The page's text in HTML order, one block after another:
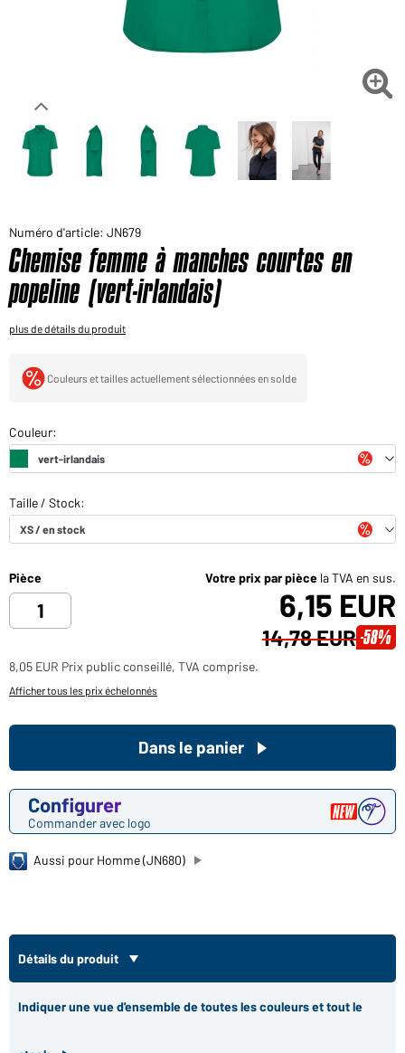
Voudriez-vous acheter des produits pour votre besoin

Numéro d'article: JN679
Chemise femme à manches courtes en
popeline (vert-irlandais)
plus de détails du produit
Couleurs et tailles actuellement sélectionnées en solde
Pièce Votre prix par pièce la TVA en sus.
6,15 EUR
14,78 EUR -58%
8,05 EUR Prix public conseillé, TVA comprise.
Afficher tous les prix échelonnés
Configurer
Commander avec logo
Dans le panier
Aussi pour Homme (JN680)
Détails du produit
Indiquer une vue d'ensemble de toutes les couleurs et tout le